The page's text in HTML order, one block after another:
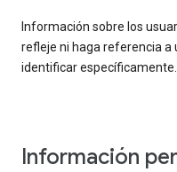
Información sobre los
refleje ni haga referencia a
identificar específicamente.
Información